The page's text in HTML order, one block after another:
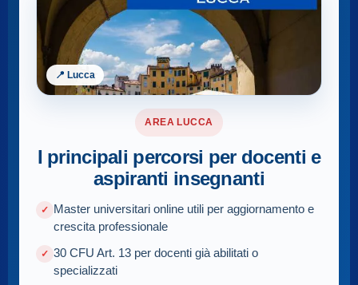
📍 Lucca
AREA LUCCA
I principali percorsi per docenti e
aspiranti insegnanti
Master universitari online utili per aggiornamento e
crescita professionale
30 CFU Art. 13 per docenti già abilitati o
specializzati